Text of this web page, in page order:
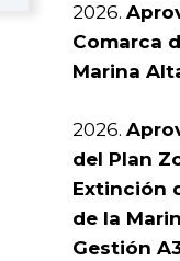
2026.
Comarca
Marina
2026.
del Plan
Extinción
de la
Gestión